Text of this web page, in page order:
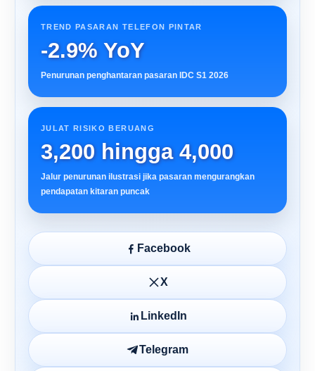
TREND PASARAN TELEFON PINTAR
-2.9% YoY
Penurunan penghantaran pasaran IDC S1 2026
JULAT RISIKO BERUANG
3,200 hingga 4,000
Jalur penurunan ilustrasi jika pasaran mengurangkan
pendapatan kitaran puncak
Facebook
X
LinkedIn
Telegram